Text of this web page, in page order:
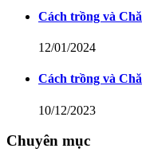
Cách trồng và
12/01/2024
Cách trồng và
10/12/2023
Chuyên mục